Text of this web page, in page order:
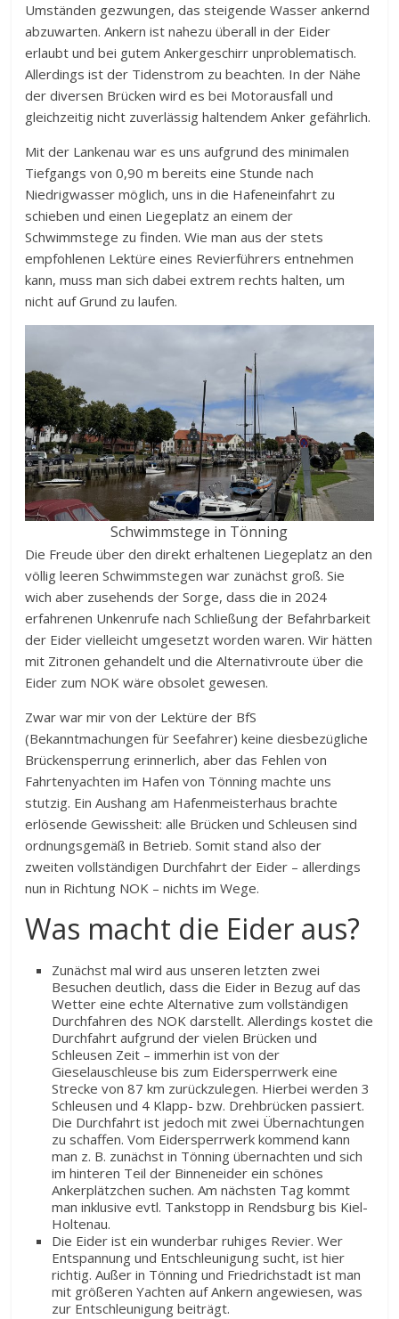
Umständen gezwungen, das steigende Wasser ankernd
abzuwarten. Ankern ist nahezu überall in der Eider
erlaubt und bei gutem Ankergeschirr unproblematisch.
Allerdings ist der Tidenstrom zu beachten. In der Nähe
der diversen Brücken wird es bei Motorausfall und
gleichzeitig nicht zuverlässig haltendem Anker gefährlich.
Mit der Lankenau war es uns aufgrund des minimalen
Tiefgangs von 0,90 m bereits eine Stunde nach
Niedrigwasser möglich, uns in die Hafeneinfahrt zu
schieben und einen Liegeplatz an einem der
Schwimmstege zu finden. Wie man aus der stets
empfohlenen Lektüre eines Revierführers entnehmen
kann, muss man sich dabei extrem rechts halten, um
nicht auf Grund zu laufen.
Schwimmstege in Tönning
Die Freude über den direkt erhaltenen Liegeplatz an den
völlig leeren Schwimmstegen war zunächst groß. Sie
wich aber zusehends der Sorge, dass die in 2024
erfahrenen Unkenrufe nach Schließung der Befahrbarkeit
der Eider vielleicht umgesetzt worden waren. Wir hätten
mit Zitronen gehandelt und die Alternativroute über die
Eider zum NOK wäre obsolet gewesen.
Zwar war mir von der Lektüre der BfS
(Bekanntmachungen für Seefahrer) keine diesbezügliche
Brückensperrung erinnerlich, aber das Fehlen von
Fahrtenyachten im Hafen von Tönning machte uns
stutzig. Ein Aushang am Hafenmeisterhaus brachte
erlösende Gewissheit: alle Brücken und Schleusen sind
ordnungsgemäß in Betrieb. Somit stand also der
zweiten vollständigen Durchfahrt der Eider – allerdings
nun in Richtung NOK – nichts im Wege.
Was macht die Eider aus?
Zunächst mal wird aus unseren letzten zwei
Besuchen deutlich, dass die Eider in Bezug auf das
Wetter eine echte Alternative zum vollständigen
Durchfahren des NOK darstellt. Allerdings kostet die
Durchfahrt aufgrund der vielen Brücken und
Schleusen Zeit – immerhin ist von der
Gieselauschleuse bis zum Eidersperrwerk eine
Strecke von 87 km zurückzulegen. Hierbei werden 3
Schleusen und 4 Klapp- bzw. Drehbrücken passiert.
Die Durchfahrt ist jedoch mit zwei Übernachtungen
zu schaffen. Vom Eidersperrwerk kommend kann
man z. B. zunächst in Tönning übernachten und sich
im hinteren Teil der Binneneider ein schönes
Ankerplätzchen suchen. Am nächsten Tag kommt
man inklusive evtl. Tankstopp in Rendsburg bis Kiel-
Holtenau.
Die Eider ist ein wunderbar ruhiges Revier. Wer
Entspannung und Entschleunigung sucht, ist hier
richtig. Außer in Tönning und Friedrichstadt ist man
mit größeren Yachten auf Ankern angewiesen, was
zur Entschleunigung beiträgt.